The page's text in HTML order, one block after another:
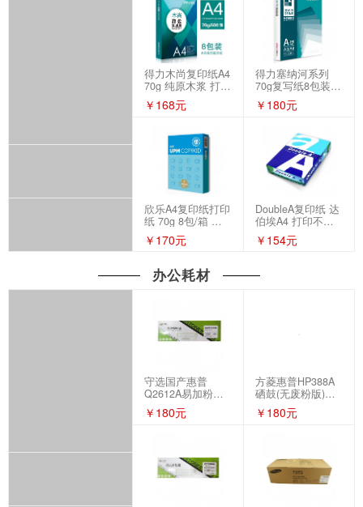
得力木尚复印纸A4
70g 纯原木浆 打印
纸 8包/箱
￥168元
得力塞纳河系列
70g复写纸8包装
7480 A4多功能复
印纸双面复印纸
￥180元
欣乐A4复印纸打印
纸 70g 8包/箱 蓝
￥170元
DoubleA复印纸 达
伯埃A4 打印不卡
纸80g 5包/箱
￥154元
办公耗材
守选国产惠普
Q2612A易加粉硒
鼓(方菱旗下)
￥180元
方菱惠普HP388A
硒鼓(无废粉版)
cc388a hp1108
hp1007 m1136
￥180元